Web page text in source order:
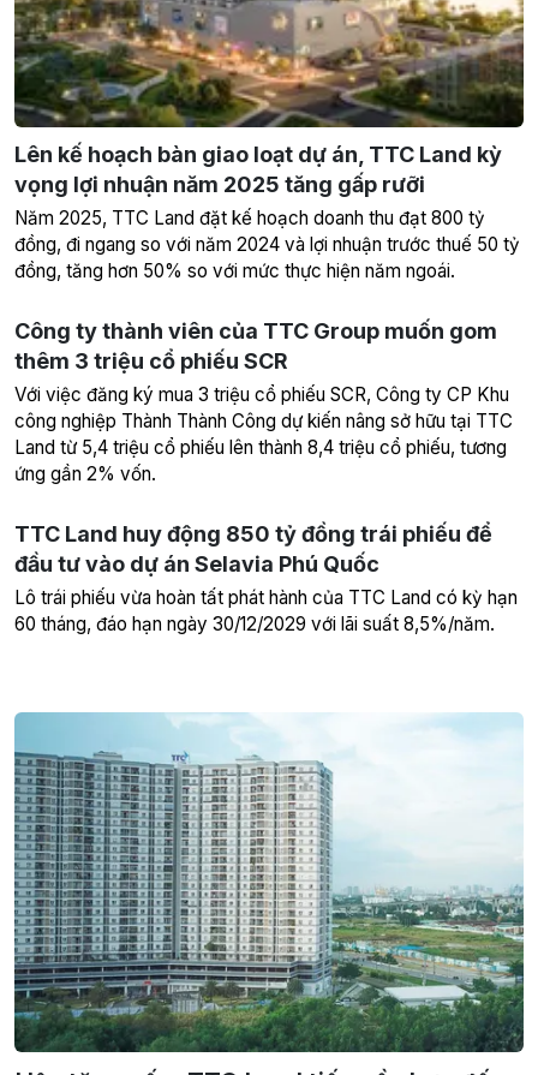
Lên kế hoạch bàn giao loạt dự án, TTC Land kỳ
vọng lợi nhuận năm 2025 tăng gấp rưỡi
Năm 2025, TTC Land đặt kế hoạch doanh thu đạt 800 tỷ
đồng, đi ngang so với năm 2024 và lợi nhuận trước thuế 50 tỷ
đồng, tăng hơn 50% so với mức thực hiện năm ngoái.
Công ty thành viên của TTC Group muốn gom
thêm 3 triệu cổ phiếu SCR
Với việc đăng ký mua 3 triệu cổ phiếu SCR, Công ty CP Khu
công nghiệp Thành Thành Công dự kiến nâng sở hữu tại TTC
Land từ 5,4 triệu cổ phiếu lên thành 8,4 triệu cổ phiếu, tương
ứng gần 2% vốn.
TTC Land huy động 850 tỷ đồng trái phiếu để
đầu tư vào dự án Selavia Phú Quốc
Lô trái phiếu vừa hoàn tất phát hành của TTC Land có kỳ hạn
60 tháng, đáo hạn ngày 30/12/2029 với lãi suất 8,5%/năm.